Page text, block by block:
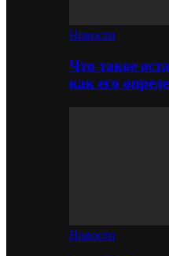
Новости
Что такое
как его
Новости